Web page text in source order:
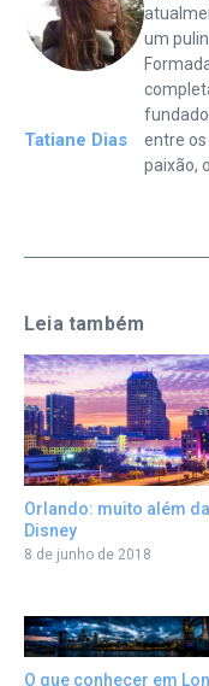
Tatiane Dias
um
entre os
paixão,
Leia também
Orlando: muito além da
Disney
8 de junho de 2018
O que conhecer em